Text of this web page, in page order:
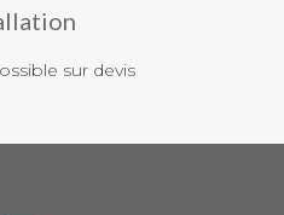
sur devis